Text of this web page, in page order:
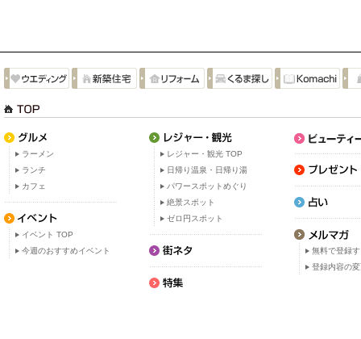
ラーメン
ランチ
カフェ
イベント TOP
今週のおすすめイベント
レジャー・観光 TOP
日帰り温泉・日帰り湯
パワースポットめぐり
絶景スポット
ゼロ円スポット
無料で登録
登録内容の